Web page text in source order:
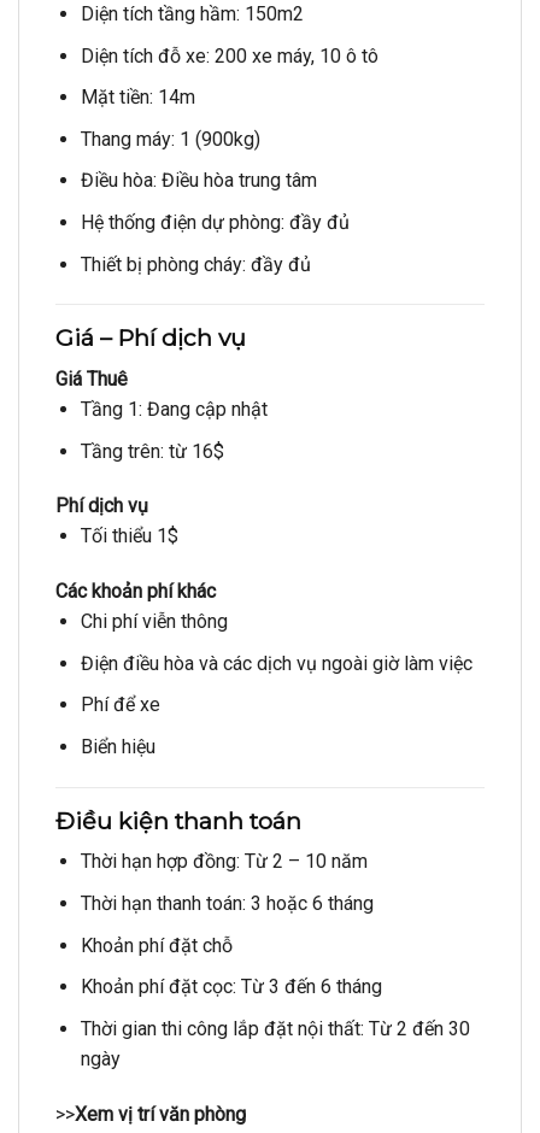
Diện tích tầng hầm: 150m2
Diện tích đỗ xe: 200 xe máy, 10 ô tô
Mặt tiền: 14m
Thang máy: 1 (900kg)
Điều hòa: Điều hòa trung tâm
Hệ thống điện dự phòng: đầy đủ
Thiết bị phòng cháy: đầy đủ
Giá – Phí dịch vụ
Giá Thuê
Tầng 1: Đang cập nhật
Tầng trên: từ 16$
Phí dịch vụ
Tối thiểu 1$
Các khoản phí khác
Chi phí viễn thông
Điện điều hòa và các dịch vụ ngoài giờ làm việc
Phí để xe
Biển hiệu
Điều kiện thanh toán
Thời hạn hợp đồng: Từ 2 – 10 năm
Thời hạn thanh toán: 3 hoặc 6 tháng
Khoản phí đặt chỗ
Khoản phí đặt cọc: Từ 3 đến 6 tháng
Thời gian thi công lắp đặt nội thất: Từ 2 đến 30
ngày
>>Xem vị trí văn phòng